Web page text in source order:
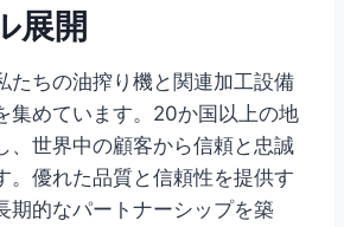
展開
たちの油搾り機と関連加工設備
集めています。20か国以上の地
、世界中の顧客から信頼と忠誠
。優れた品質と信頼性を提供す
期的なパートナーシップを築